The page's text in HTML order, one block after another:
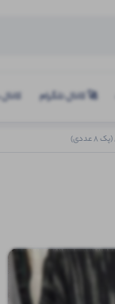
🚀 کانال تلگرام